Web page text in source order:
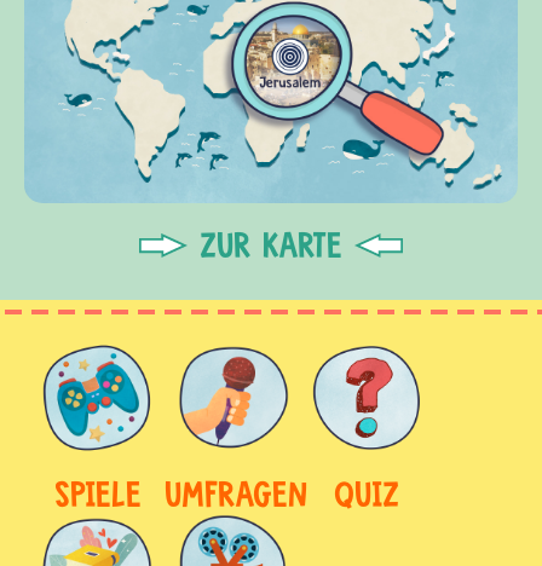
ZUR KARTE
SPIELE UMFRAGEN QUIZ